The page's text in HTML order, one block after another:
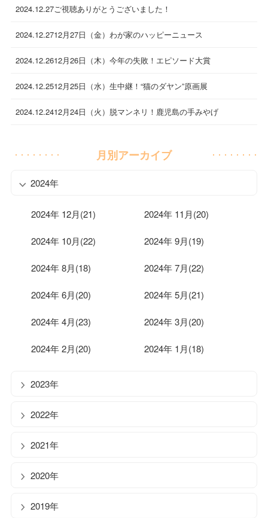
2024.12.27ご視聴ありがとうございました！
2024.12.2712月27日（金）わが家のハッピーニュース
2024.12.2612月26日（木）今年の失敗！エピソード大賞
2024.12.2512月25日（水）生中継！“猫のダヤン”原画展
2024.12.2412月24日（火）脱マンネリ！鹿児島の手みやげ
月別アーカイブ
2024年
2024年 12月(21) 2024年 11月(20)
2024年 10月(22) 2024年 9月(19)
2024年 8月(18) 2024年 7月(22)
2024年 6月(20) 2024年 5月(21)
2024年 4月(23) 2024年 3月(20)
2024年 2月(20) 2024年 1月(18)
2023年
2022年
2021年
2020年
2019年